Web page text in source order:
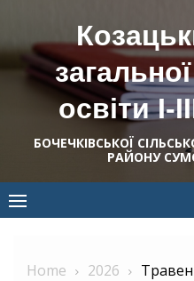
content
освіти І-
БОЧЕЧКІВСЬКОЇ
РАЙОНУ
Home 2026